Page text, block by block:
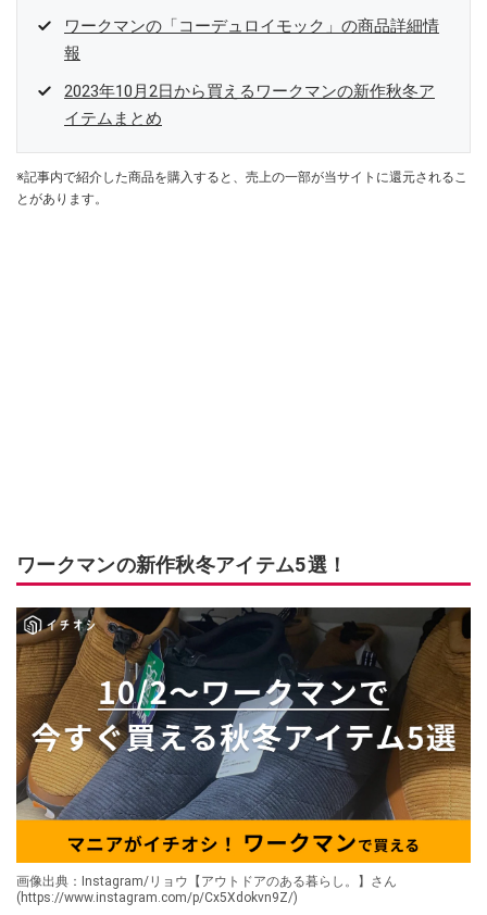
ワークマンの「コーデュロイモック」の商品詳細情
報
2023年10月2日から買えるワークマンの新作秋冬ア
イテムまとめ
※記事内で紹介した商品を購入すると、売上の一部が当サイトに還元されるこ
とがあります。
ワークマンの新作秋冬アイテム5選！
画像出典：Instagram/リョウ【アウトドアのある暮らし。】さん
(https://www.instagram.com/p/Cx5Xdokvn9Z/)